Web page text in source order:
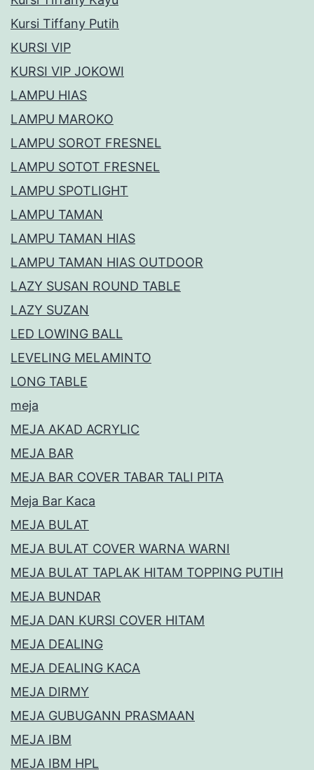
Kursi Tiffany Putih
KURSI VIP
KURSI VIP JOKOWI
LAMPU HIAS
LAMPU MAROKO
LAMPU SOROT FRESNEL
LAMPU SOTOT FRESNEL
LAMPU SPOTLIGHT
LAMPU TAMAN
LAMPU TAMAN HIAS
LAMPU TAMAN HIAS OUTDOOR
LAZY SUSAN ROUND TABLE
LAZY SUZAN
LED LOWING BALL
LEVELING MELAMINTO
LONG TABLE
meja
MEJA AKAD ACRYLIC
MEJA BAR
MEJA BAR COVER TABAR TALI PITA
Meja Bar Kaca
MEJA BULAT
MEJA BULAT COVER WARNA WARNI
MEJA BULAT TAPLAK HITAM TOPPING PUTIH
MEJA BUNDAR
MEJA DAN KURSI COVER HITAM
MEJA DEALING
MEJA DEALING KACA
MEJA DIRMY
MEJA GUBUGANN PRASMAAN
MEJA IBM
MEJA IBM HPL